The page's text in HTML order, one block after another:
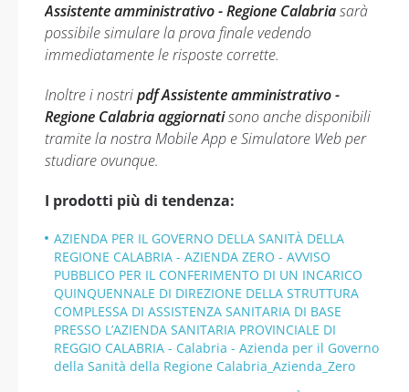
Assistente amministrativo - Regione Calabriasarà
possibile simulare la prova finale vedendo
immediatamente le risposte corrette.
Inoltre i nostripdf Assistente amministrativo -
Regione Calabria aggiornatisono anche disponibili
tramite la nostra Mobile App e Simulatore Web per
studiare ovunque.
I prodotti più di tendenza:
AZIENDA PER IL GOVERNO DELLA SANITÀ DELLA
REGIONE CALABRIA - AZIENDA ZERO - AVVISO
PUBBLICO PER IL CONFERIMENTO DI UN INCARICO
QUINQUENNALE DI DIREZIONE DELLA STRUTTURA
COMPLESSA DI ASSISTENZA SANITARIA DI BASE
PRESSO L’AZIENDA SANITARIA PROVINCIALE DI
REGGIO CALABRIA - Calabria - Azienda per il Governo
della Sanità della Regione Calabria_Azienda_Zero